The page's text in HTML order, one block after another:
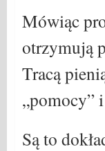
Mówiąc
otrzymują
Tracą
„pomocy”
Są to